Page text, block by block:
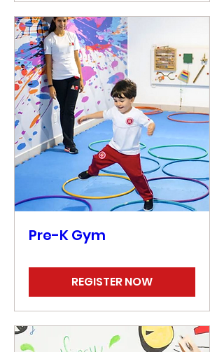
Pre-K Gym
REGISTER NOW